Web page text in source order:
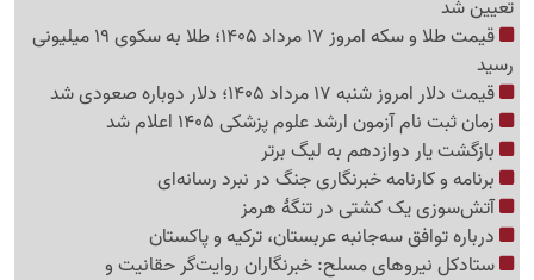
تعیین شد
قیمت طلا و سکه امروز 17 مرداد 1405؛ طلا به سکوی 19 میلیونی
رسید
قیمت دلار امروز شنبه 17 مرداد 1405؛ دلار دوباره صعودی شد
زمان ثبت نام آزمون ارشد علوم پزشکی 1405 اعلام شد
بازگشت یار دوازدهم به لیگ برتر
برنامه و کارنامه خبرنگاری جنگ در نبرد رسانه‌ای
آتش‌سوزی یک کشتی در تنگهٔ هرمز
درباره توافق سه‌جانبه عربستان، ترکیه و پاکستان
ستادکل نیروهای مسلح: خبرنگاران روایت‌گر حقانیت و